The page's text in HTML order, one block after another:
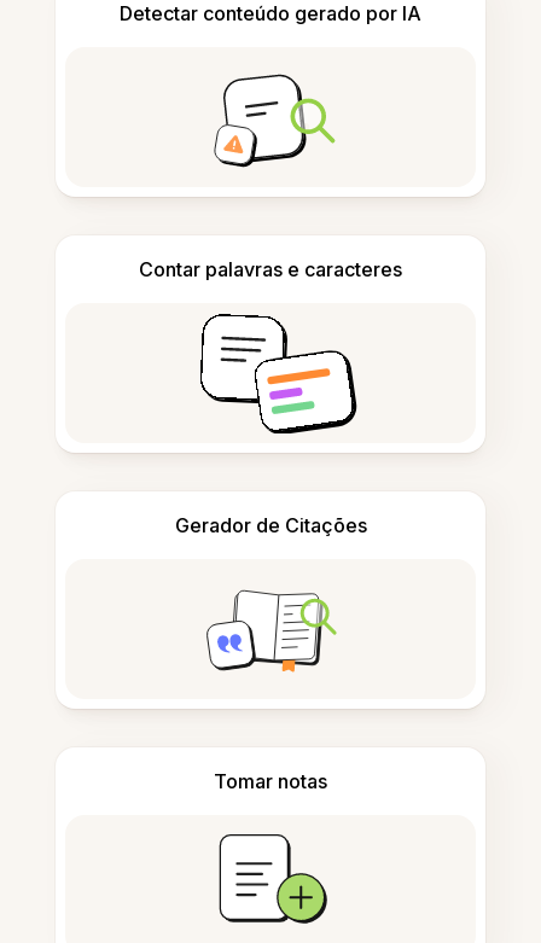
Detectar conteúdo gerado por IA
Contar palavras e caracteres
Gerador de Citações
Tomar notas